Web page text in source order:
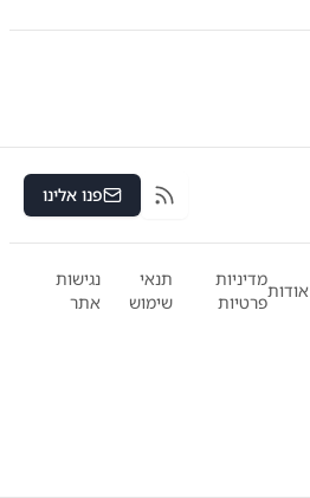
RSS פנו אלינו
אודות
מדיניות
פרטיות
תנאי
שימוש
נגישות
אתר